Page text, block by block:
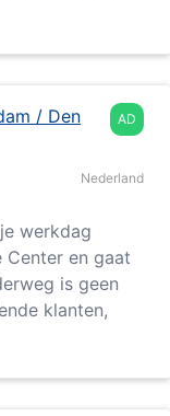
AD
/ Den
Nederland
werkdag
Center en gaat
is geen
klanten,